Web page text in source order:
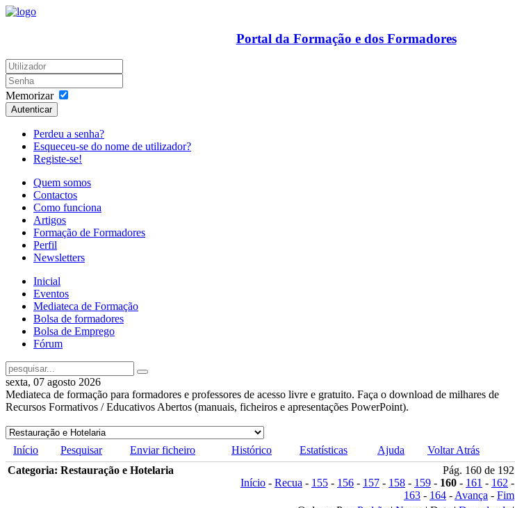
Portal da Formação e dos Formadores
Memorizar
Autenticar
Perdeu a senha?
Esqueceu-se do nome de utilizador?
Registe-se!
Quem somos
Contactos
Como funciona
Artigos
Formação de Formadores
Perfil
Newsletters
Inicial
Eventos
Mediateca de Formação
Bolsa de formadores
Bolsa de Emprego
Fórum
sexta, 07 agosto 2026
Mediateca de formação para formadores e professores de acesso livre e gratuito. Faça o download de milhares de
Recursos Formativos / Educativos Abertos (manuais, ficheiros e apresentações PowerPoint).
Início Pesquisar Enviar ficheiro Histórico Estatísticas Ajuda
Voltar Atrás
Categoria: Restauração e Hotelaria
Pág. 160 de 192
Início - Recua - 155 - 156 - 157 - 158 - 159 - 160 - 161 - 162 -
163 - 164 -Avança - Fim